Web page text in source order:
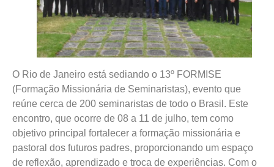
O Rio de Janeiro está sediando o 13º FORMISE
(Formação Missionária de Seminaristas), evento que
reúne cerca de 200 seminaristas de todo o Brasil. Este
encontro, que ocorre de 08 a 11 de julho, tem como
objetivo principal fortalecer a formação missionária e
pastoral dos futuros padres, proporcionando um espaço
de reflexão, aprendizado e troca de experiências. Com o